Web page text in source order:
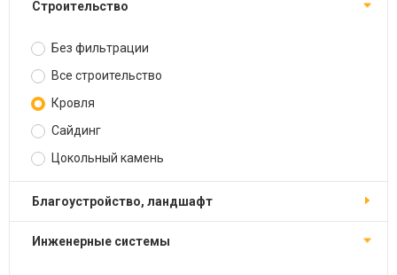
Строительство
Без фильтрации
Все строительство
Кровля
Сайдинг
Цокольный камень
Благоустройство, ландшафт
Инженерные системы